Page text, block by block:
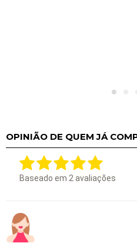
OPINIÃO DE QUEM JÁ
Baseado em 2avaliações